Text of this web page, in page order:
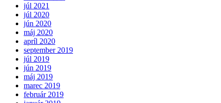
júl 2021
júl 2020
jún 2020
máj 2020
apríl 2020
september 2019
júl 2019
jún 2019
máj 2019
marec 2019
február 2019